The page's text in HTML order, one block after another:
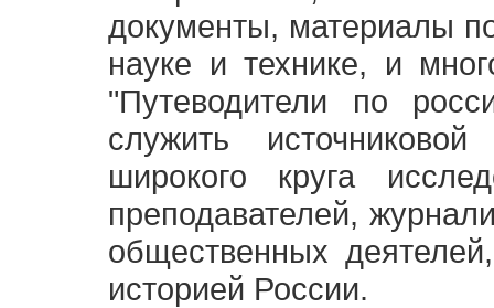
документы, материалы
науке и технике, и
"Путеводители по
служить
широкого круга
преподавателей,
общественных
историей России.